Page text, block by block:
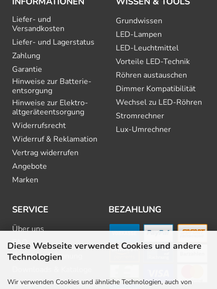
Diese Webseite verwendet Cookies und andere
Technologien
Wir verwenden Cookies und ähnliche Technologien, auch von
Liefer- und
Versandkosten
Liefer- und Lagerstatus
Zahlung
Garantie
Hinweise zur Batterie­
entsorgung
Hinweise zur Elektro­
altgeräte­entsorgung
Widerrufsrecht
Widerruf & Reklamation
Vertrag widerrufen
Angebote
Marken
Grundwissen
LED-Lampen
LED-Leuchtmittel
Vorteile LED-Technik
Röhren austauschen
Dimmer Kompatibilität
Wechsel zu LED-Röhren
Stromrechner
Lux-Umrechner
SERVICE
Über uns
FAQ
Beratung & Planung
Newsletter
BEZAHLUNG